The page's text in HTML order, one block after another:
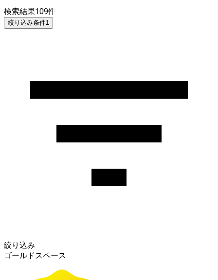
検索結果109件
絞り込み条件1
絞り込み
ゴールドスペース